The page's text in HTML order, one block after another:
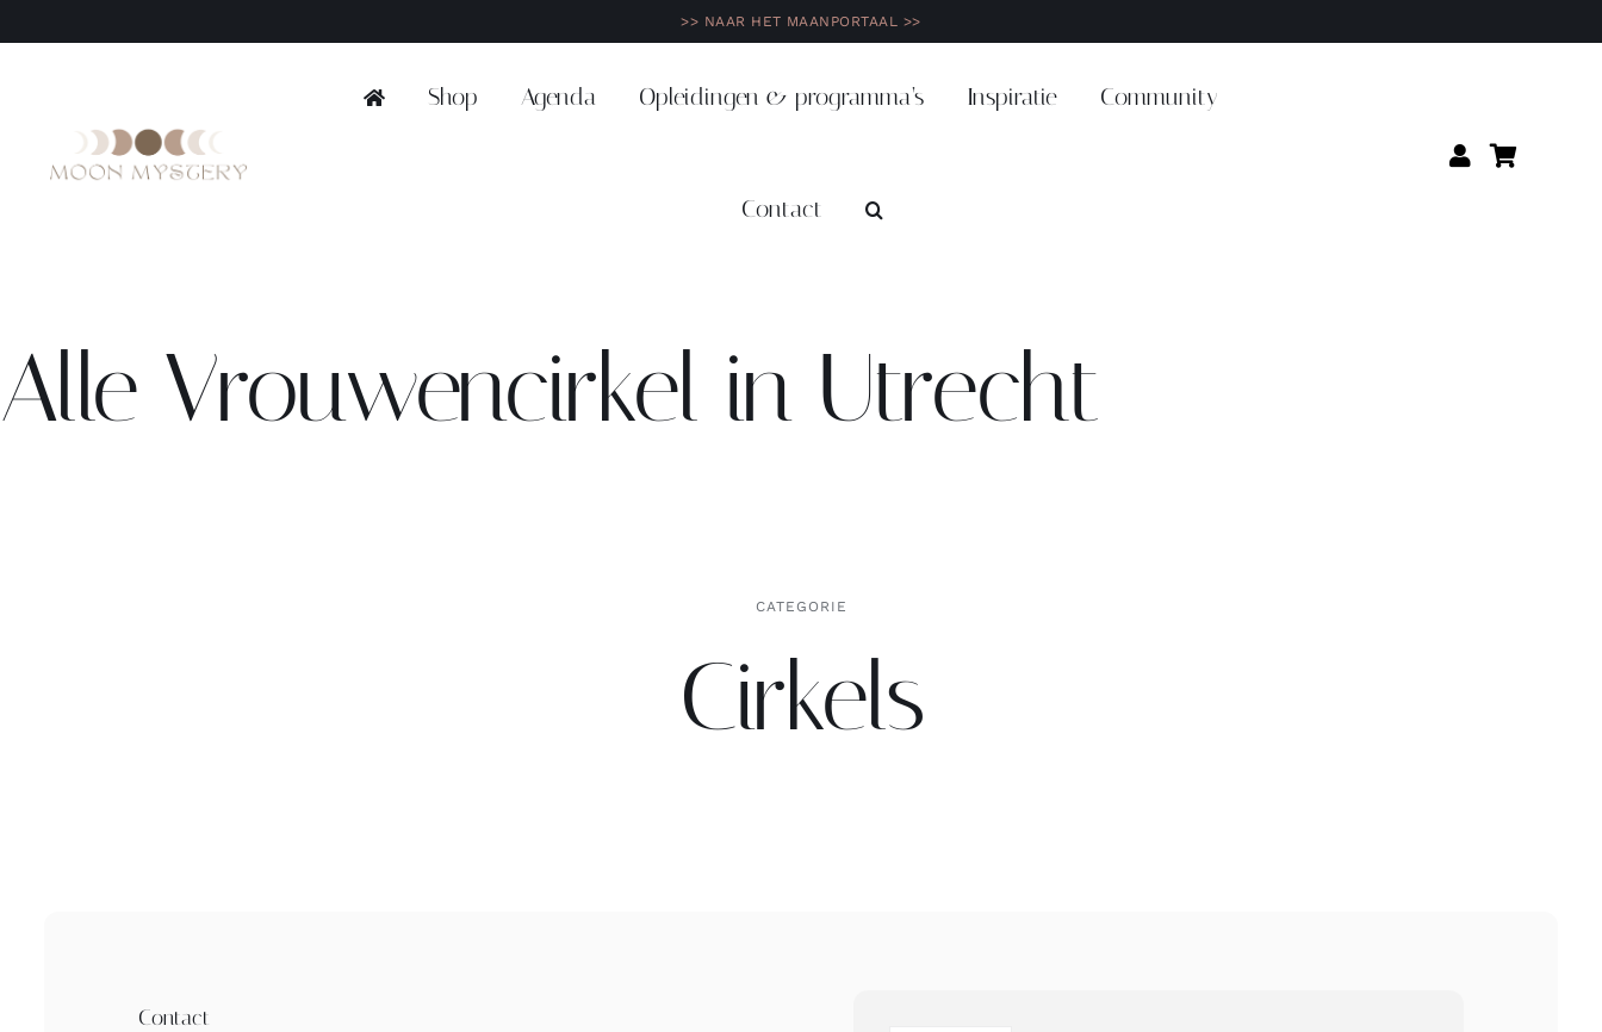
naar
>> NAAR HET MAANPORTAAL >>
Shop Agenda Opleidingen & programma’s Inspiratie Community
Contact
Alle Vrouwencirkel in Utrecht
CATEGORIE
Cirkels
Contact